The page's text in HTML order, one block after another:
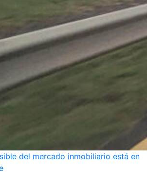
del mercado inmobiliario está en